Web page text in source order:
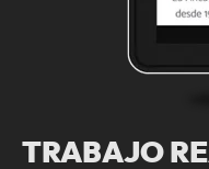
TRABAJO